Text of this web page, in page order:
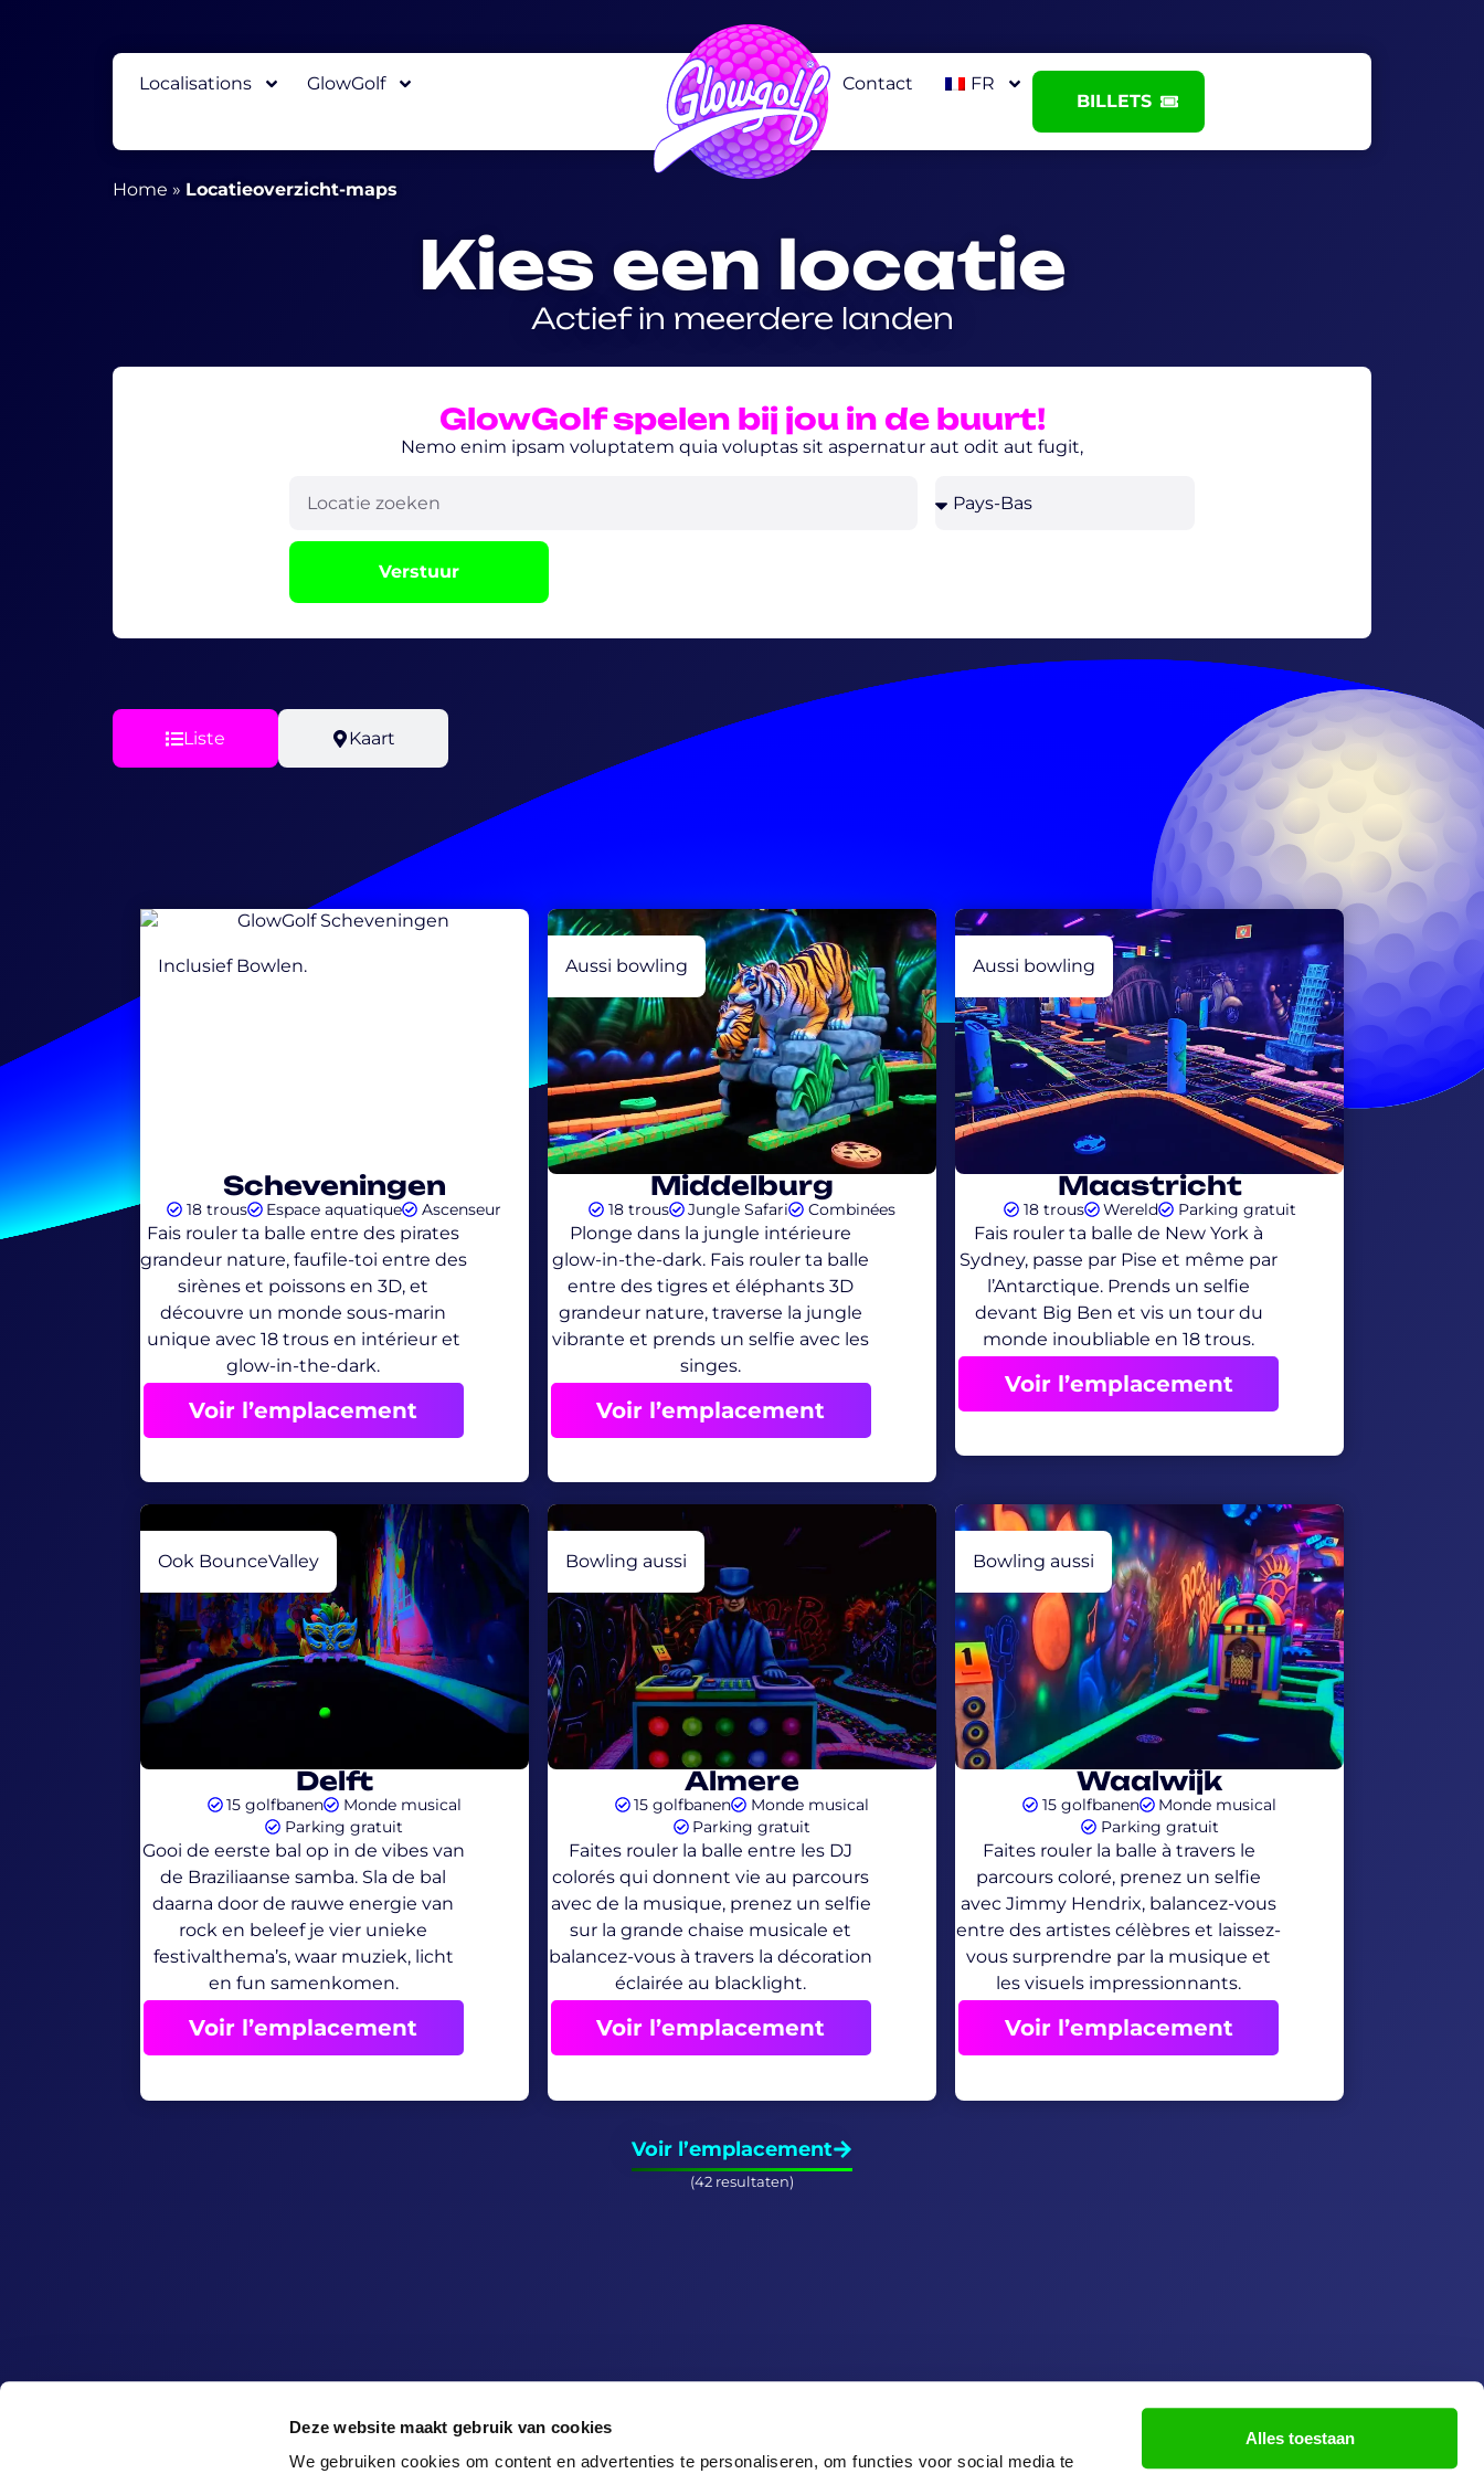
Deze website maakt gebruik van cookies
We gebruiken cookies om content en advertenties te personaliseren, om functies voor social media te
Alles toestaan
Localisations GlowGolf Contact
FR
BILLETS
Home » Locatieoverzicht-maps
Kies een locatie
Actief in meerdere landen
GlowGolf spelen bij jou in de buurt!
Nemo enim ipsam voluptatem quia voluptas sit aspernatur aut odit aut fugit,
Verstuur
Liste Kaart
Inclusief Bowlen.
Scheveningen
18 trous Espace aquatique Ascenseur
Fais rouler ta balle entre des pirates
grandeur nature, faufile-toi entre des
sirènes et poissons en 3D, et
découvre un monde sous-marin
unique avec 18 trous en intérieur et
glow-in-the-dark.
Voir l’emplacement
Aussi bowling
Middelburg
18 trous Jungle Safari Combinées
Plonge dans la jungle intérieure
glow-in-the-dark. Fais rouler ta balle
entre des tigres et éléphants 3D
grandeur nature, traverse la jungle
vibrante et prends un selfie avec les
singes.
Voir l’emplacement
Aussi bowling
Maastricht
18 trous Wereld Parking gratuit
Fais rouler ta balle de New York à
Sydney, passe par Pise et même par
l’Antarctique. Prends un selfie
devant Big Ben et vis un tour du
monde inoubliable en 18 trous.
Voir l’emplacement
Ook BounceValley
Delft
15 golfbanen
Monde musical
Parking gratuit
Gooi de eerste bal op in de vibes van
de Braziliaanse samba. Sla de bal
daarna door de rauwe energie van
rock en beleef je vier unieke
festivalthema’s, waar muziek, licht
en fun samenkomen.
Voir l’emplacement
Bowling aussi
Almere
15 golfbanen
Monde musical
Parking gratuit
Faites rouler la balle entre les DJ
colorés qui donnent vie au parcours
avec de la musique, prenez un selfie
sur la grande chaise musicale et
balancez-vous à travers la décoration
éclairée au blacklight.
Voir l’emplacement
Bowling aussi
Waalwijk
15 golfbanen
Monde musical
Parking gratuit
Faites rouler la balle à travers le
parcours coloré, prenez un selfie
avec Jimmy Hendrix, balancez-vous
entre des artistes célèbres et laissez-
vous surprendre par la musique et
les visuels impressionnants.
Voir l’emplacement
Voir l’emplacement
(42 resultaten)
LOCALISATIONS SUISSEZ-NOUS